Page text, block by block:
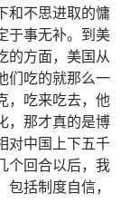
和不思进取的慵
于事无补。到美
的方面，美国从
们吃的就那么一
，吃来吃去，他
，那才真的是博
对中国上下五千
个回合以后，我
括制度自信，